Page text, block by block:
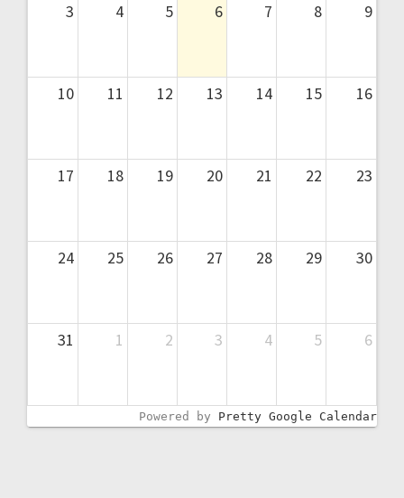
3 4 5 6 7 8 9
10 11 12 13 14 15 16
17 18 19 20 21 22 23
24 25 26 27 28 29 30
31 1 2 3 4 5 6
Powered by Pretty Google Calendar